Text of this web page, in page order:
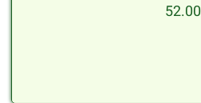
52.00